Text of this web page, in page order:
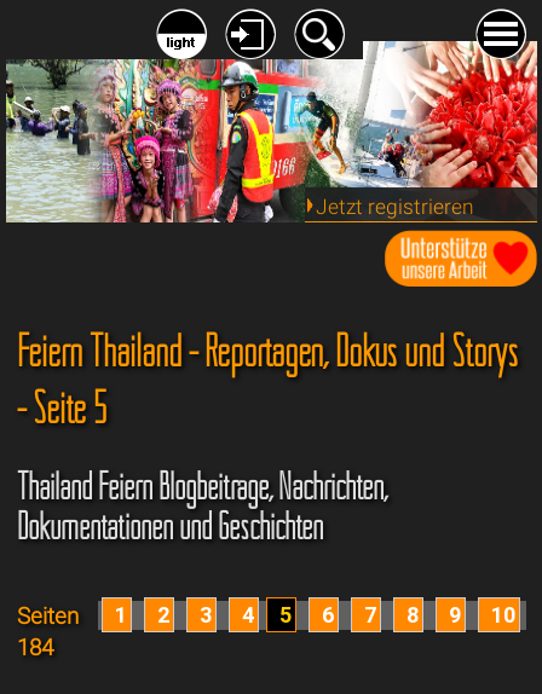
Jetzt registrieren
Feiern Thailand - Reportagen, Dokus und Storys
- Seite 5
Thailand Feiern Blogbeiträge, Nachrichten,
Dokumentationen und Geschichten
Seiten
184
1 2 3 4 5 6 7 8 9 10